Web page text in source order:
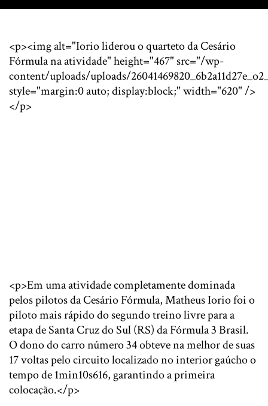
<p><img alt="Iorio liderou o quarteto da Cesário
Fórmula na atividade" height="467" src="/wp-
content/uploads/uploads/
style="margin:0 auto; display:block;" width="620" />
</p>
<p>Em uma atividade completamente dominada
pelos pilotos da Cesário Fórmula, Matheus Iorio foi o
piloto mais rápido do segundo treino livre para a
etapa de Santa Cruz do Sul (RS) da Fórmula 3 Brasil.
O dono do carro número 34 obteve na melhor de suas
17 voltas pelo circuito localizado no interior gaúcho o
tempo de 1min10s616, garantindo a primeira
colocação.</p>